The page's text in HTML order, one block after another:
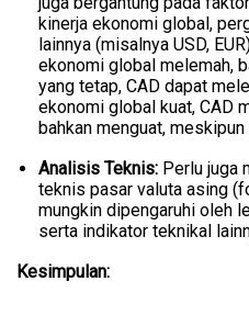
kinerja ekonomi global,
lainnya (misalnya USD,
ekonomi global melemah,
yang tetap, CAD dapat
ekonomi global kuat, CAD
bahkan menguat,
Analisis Teknis: Perlu juga
teknis pasar valuta asing
mungkin dipengaruhi oleh
serta indikator teknikal
Kesimpulan: